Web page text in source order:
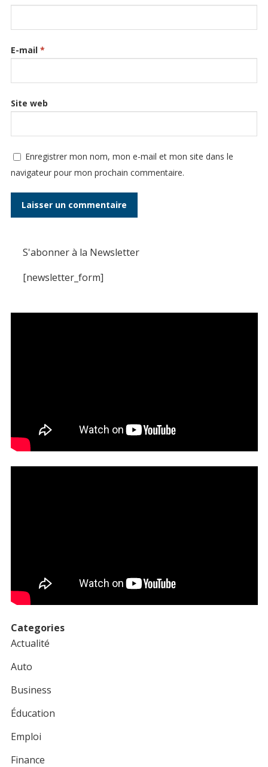
E-mail *
Site web
Enregistrer mon nom, mon e-mail et mon site dans le
navigateur pour mon prochain commentaire.
S'abonner à la Newsletter
[newsletter_form]
Categories
Actualité
Auto
Business
Éducation
Emploi
Finance